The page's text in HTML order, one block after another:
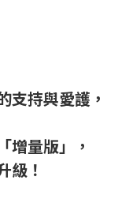
支持與愛護，
增量版」，
級！